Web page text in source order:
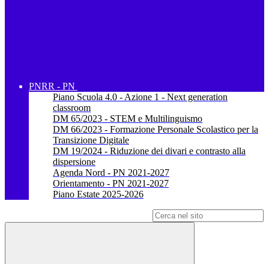
PNRR - PN
Piano Scuola 4.0 - Azione 1 - Next generation
classroom
DM 65/2023 - STEM e Multilinguismo
DM 66/2023 - Formazione Personale Scolastico per la
Transizione Digitale
DM 19/2024 - Riduzione dei divari e contrasto alla
dispersione
Agenda Nord - PN 2021-2027
Orientamento - PN 2021-2027
Piano Estate 2025-2026